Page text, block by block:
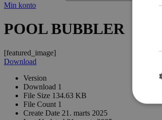
Min konto
POOL BUBBLER
[featured_image]
Download
Version
Download 1
File Size 134.63 KB
File Count 1
Create Date 21. marts 2025